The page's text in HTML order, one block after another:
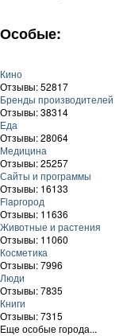
Особые:
Кино
Отзывы: 52817
Бренды производителей
Отзывы: 38314
Еда
Отзывы: 28064
Медицина
Отзывы: 25257
Сайты и программы
Отзывы: 16133
Flapгород
Отзывы: 11636
Животные и растения
Отзывы: 11060
Косметика
Отзывы: 7996
Люди
Отзывы: 7835
Книги
Отзывы: 7315
Еще особые города...